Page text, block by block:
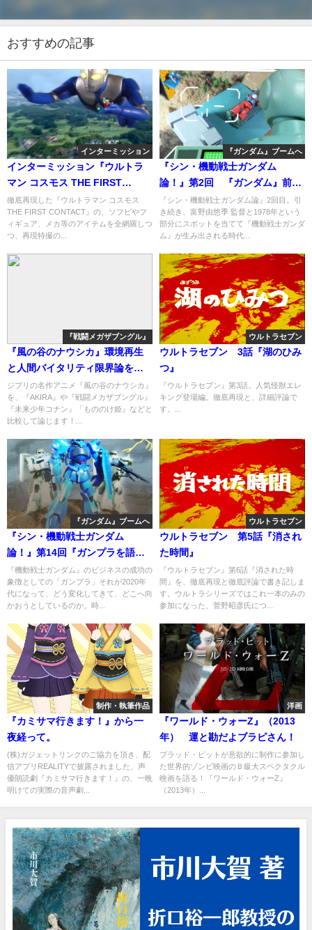
おすすめの記事
インターミッション
インターミッション『ウルトラ
マン コスモス THE FIRST
CONTACT』
徹底再現した『ウルトラマン コスモス
THE FIRST CONTACT』の、ソフビやフ
ィギュア、メカ等のアイテムを全網羅しつ
つ、再現特撮の...
『ガンダム』ブームへ
『シン・機動戦士ガンダム
論！』第2回 『ガンダム』前夜
の1978年・2
『シン・機動戦士ガンダム論』2回目。引
き続き、富野由悠季 監督と1978年という
部分にスポットを当てて『機動戦士ガンダ
ム』が生み出される時代...
『戦闘メガザブングル』
『風の谷のナウシカ』環境再生
と人間バイタリティ限界論を越
えて
ジブリの名作アニメ『風の谷のナウシカ』
を、『AKIRA』や『戦闘メカザブングル』
『未来少年コナン』「もののけ姫』などと
比較して論じます！...
ウルトラセブン
ウルトラセブン 3話『湖のひみ
つ』
『ウルトラセブン』第3話。人気怪獣エレ
キング登場編。徹底再現と、詳細評論で
す。...
『ガンダム』ブームへ
『シン・機動戦士ガンダム
論！』第14回『ガンプラを語り
尽くせ！・6』
『機動戦士ガンダム』のビジネスの成功の
象徴としての「ガンプラ」それが2020年
代になって、どう変化してきて、どこへ向
かおうとしているのか。時...
ウルトラセブン
ウルトラセブン 第5話『消され
た時間』
『ウルトラセブン』第6話『消された時
間』を、徹底再現と徹底評論で書き記しま
す。ウルトラシリーズではこれ一本のみの
参加になった、菅野昭彦氏につ...
制作・執筆作品
『カミサマ行きます！』から一
夜経って。
(株)ガジェットリンクのご協力を頂き、配
信アプリREALITYで披露されました、声
優朗読劇『カミサマ行きます！』の、一晩
明けての実際の音声劇...
洋画
『ワールド・ウォーZ』（2013
年） 運と勘だよブラピさん！
ブラッド・ピットが意欲的に制作に参加し
た世界的ゾンビ映画のＢ級大スペクタクル
映画を語る！『ワールド・ウォーZ』
（2013年）...